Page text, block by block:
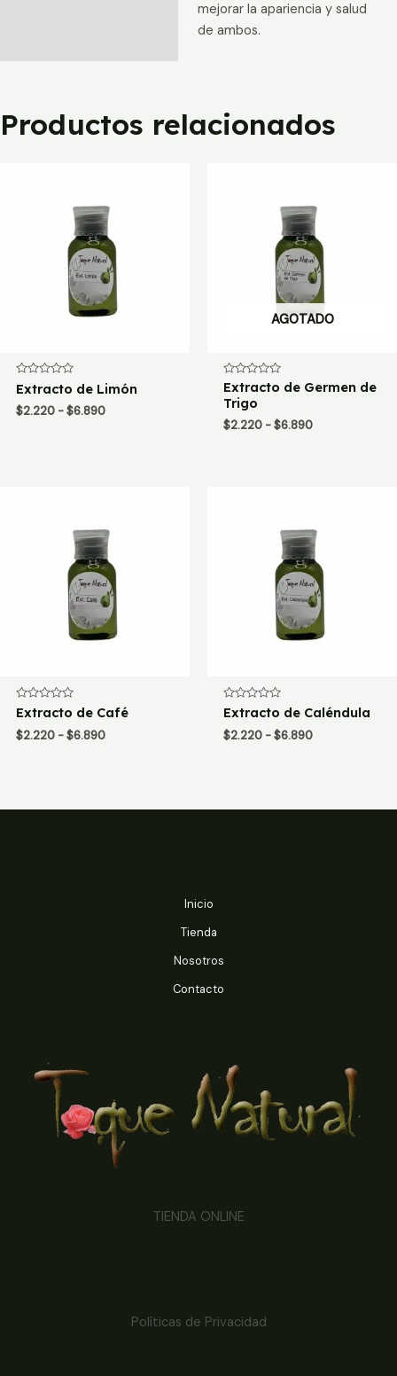
mejorar la apariencia y salud
de ambos.
Productos relacionados
Valorado
con
0
de
Extracto de Limón
$2.220 - $6.890Rango
AGOTADO
Valorado
con
0
de
5
Extracto de Germen de
Trigo
$2.220 - $6.890Rango
Valorado
con
0
de
Extracto de Café
$2.220 - $6.890Rango
hasta
Valorado
con
0
de
Extracto de Caléndula
$2.220 - $6.890Rango
hasta
Inicio
Tienda
Nosotros
Contacto
TIENDA ONLINE
Políticas de Privacidad